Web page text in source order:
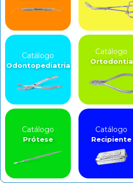
Catálogo
Odontopediatria
Catálogo
Ortodontia
Catálogo
Prótese
Catálogo
Recipiente